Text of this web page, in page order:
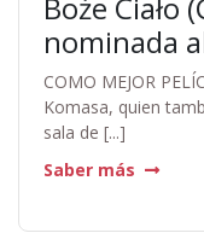
nominada
COMO MEJOR
Komasa, quien
sala de [...]
Saber más